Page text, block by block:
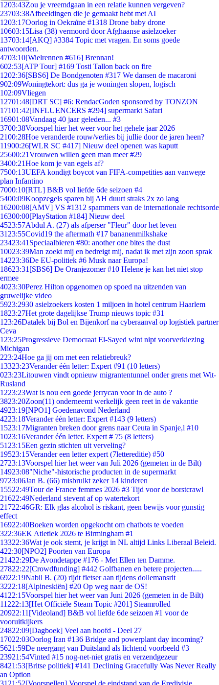
1203:43Zou je vreemdgaan in een relatie kunnen vergeven?
23703:38Afbeeldingen die je gemaakt hebt met AI
1203:17Oorlog in Oekraïne #1318 Drone baby drone
10603:15Lisa (38) vermoord door Afghaanse asielzoeker
13703:14[AKQ] #3384 Topic met vragen. En soms goede
antwoorden.
4703:10[Wielrennen #616] Brennan!
602:53[ATP Tour] #169 Tosti Tallon back on fire
1202:36[SBS6] De Bondgenoten #317 We dansen de macaroni
902:09Woningtekort: dus ga je woningen slopen, logisch
102:09Vliegen
12701:48[DRT SC] #6: RendacGoden sponsored by TONZON
17101:42[INFLUENCERS #294] supermarkt Safari
16901:08Vandaag 40 jaar geleden... #3
3700:38Voorspel hier het weer voor het gehele jaar 2026
2100:28Hoe veranderde rouw/verlies bij jullie door de jaren heen?
11900:26[WLR SC #417] Nieuw deel openen was kaputt
25600:21Vrouwen willen geen man meer #29
3400:21Hoe kom je van egels af?
7500:13UEFA kondigt boycot van FIFA-competities aan vanwege
plan Infantino
7000:10[RTL] B&B vol liefde 6de seizoen #4
5400:09Koopzegels sparen bij AH duurt straks 2x zo lang
16200:08[AMV] VS #1312 spammers van de internationale rechtsorde
16300:00[PlayStation #184] Nieuw deel
4523:57Abdul A. (27) als afperser "Fleur" door het leven
31 23:55Covid19 the aftermath #17 bananenmilkshake
23423:41 Speciaalbieren #80: another one bites the dust
10023:39Man zoekt mij en bedreigt mij, nadat ik met zijn zoon sprak
14223:36De EU-politiek #6 Musk naar Europa!
18623:31 [SBS6] De Oranjezomer #10 Helene je kan het niet stop
ermee
4023:30Perez Hilton opgenomen op spoed na uitzenden van
gruwelijke video
5923:2930 asielzoekers kosten 1 miljoen in hotel centrum Haarlem
1823:27Het grote dagelijkse Trump nieuws topic #31
1 23:26Datalek bij Bol en Bijenkorf na cyberaanval op logistiek partner
Ceva
1 23:25Progressieve Democraat El-Sayed wint nipt voorverkiezing
Michigan
223:24Hoe ga jij om met een relatiebreuk?
13323:23Verander één letter: Expert #91 (10 letters)
023:23Litouwen vindt opnieuw migrantentunnel onder grens met Wit-
Rusland
1223:23Wat is nou een goede jerrycan voor in de auto ?
3823:20Zoon(11) onderneemt werkelijk geen reet in de vakantie
4923:19[NPO1] Goedenavond Nederland
4223:18Verander één letter: Expert #143 (9 letters)
1523:17Migranten breken door grens naar Ceuta in Spanje,l #10
1023:16Verander één letter. Expert # 75 (8 letters)
51 23:15Een gezin stichten uit verveling?
19523:15Verander een letter expert (7lettereditie) #50
2723:13Voorspel hier het weer van Juli 2026 (gemeten in de Bilt)
14923:08"Niche"-historische producten in de supermarkt
9723:06Jan B. (66) misbruikt zeker 14 kinderen
15522:49Tour de France femmes 2026 #3 Tijd voor de borstcrawl
21622:49Nederland stevent af op watertekort
21722:46GR: Elk glas alcohol is riskant, geen bewijs voor gunstig
effect
16922:40Boeken worden opgekocht om chatbots te voeden
322:36EK Atletiek 2026 te Birmingham #1
13322:36Wat je ook stemt, je krijgt in NL altijd Links Liberaal Beleid.
422:30[NPO2] Poorten van Europa
21422:29De Avondetappe #176 - Met Ellen ten Damme.
27822:22[Crowdfunding] #442 Golfbanen en betere projecten.....
6922:19Nabil B. (20) rijdt fietser aan tijdens dollemansrit
3222:18[Alpineskiën] #20 Op weg naar de OS!
41 22:15Voorspel hier het weer van Juni 2026 (gemeten in de Bilt)
11222:13[Het Officiële Steam Topic #201] Steamrolled
20922:11 [Videoland] B&B vol liefde 6de seizoen #1 voor de
vooruitkijkers
24822:09[Dagboek] Veel aan hoofd - Deel 27
17022:03Oorlog Iran #136 Bridge and powerplant day incoming?
5621:59De neergang van Duitsland als lichtend voorbeeld #3
23921:54Vinted #15 nog-net-niet gratis en verzendgezeur
8421:53[Britse politiek] #141 Declining Gracefully Was Never Really
an Option
31 21:52[Voorspellen] Voorspel de eindstand van de Eredivisie